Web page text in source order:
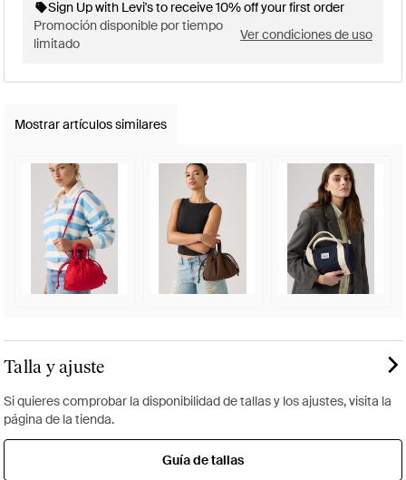
Sign Up with Levi's to receive 10% off your first order
Promoción disponible por tiempo
limitado
Ver condiciones de uso
Mostrar artículos similares
Talla y ajuste
Si quieres comprobar la disponibilidad de tallas y los ajustes, visita la
página de la tienda.
Guía de tallas